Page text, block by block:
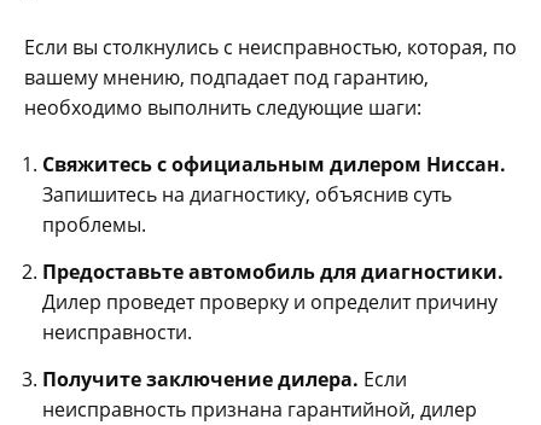
Если вы столкнулись с неисправностью‚ которая‚ по
вашему мнению‚ подпадает под гарантию‚
необходимо выполнить следующие шаги:
Свяжитесь с официальным дилером Ниссан.
Запишитесь на диагностику‚ объяснив суть
проблемы.
Предоставьте автомобиль для диагностики.
Дилер проведет проверку и определит причину
неисправности.
Получите заключение дилера. Если
неисправность признана гарантийной‚ дилер